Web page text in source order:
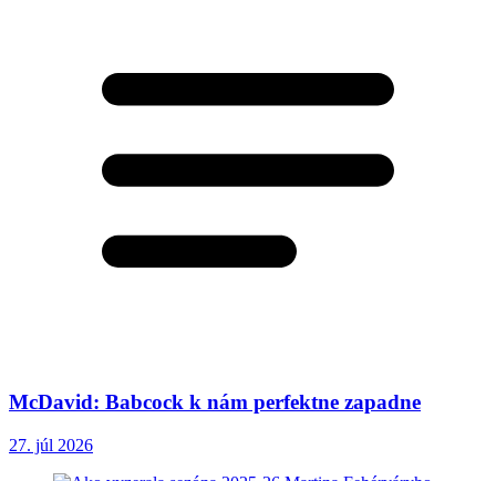
McDavid: Babcock k nám perfektne zapadne
27. júl 2026